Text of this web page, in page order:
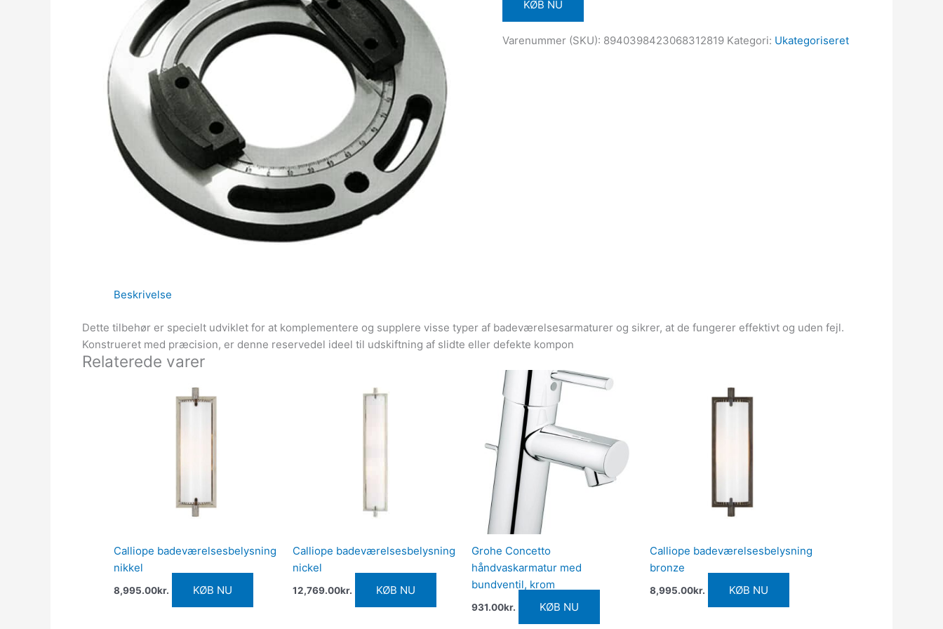
KØB NU
Varenummer (SKU): 8940398423068312819 Kategori: Ukategoriseret
Beskrivelse
Dette tilbehør er specielt udviklet for at komplementere og supplere visse typer af badeværelsesarmaturer og sikrer, at de fungerer effektivt og uden fejl.
Konstrueret med præcision, er denne reservedel ideel til udskiftning af slidte eller defekte kompon
Relaterede varer
Calliope badeværelsesbelysning
nikkel
8,995.00kr. KØB NU
Calliope badeværelsesbelysning
nickel
12,769.00kr. KØB NU
Grohe Concetto
håndvaskarmatur med
bundventil, krom
931.00kr. KØB NU
Calliope badeværelsesbelysning
bronze
8,995.00kr. KØB NU